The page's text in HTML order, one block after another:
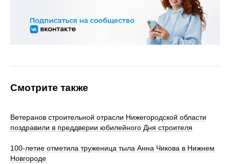
Смотрите также
Ветеранов строительной отрасли Нижегородской области
поздравили в преддверии юбилейного Дня строителя
100‑летие отметила труженица тыла Анна Чикова в Нижнем
Новгороде